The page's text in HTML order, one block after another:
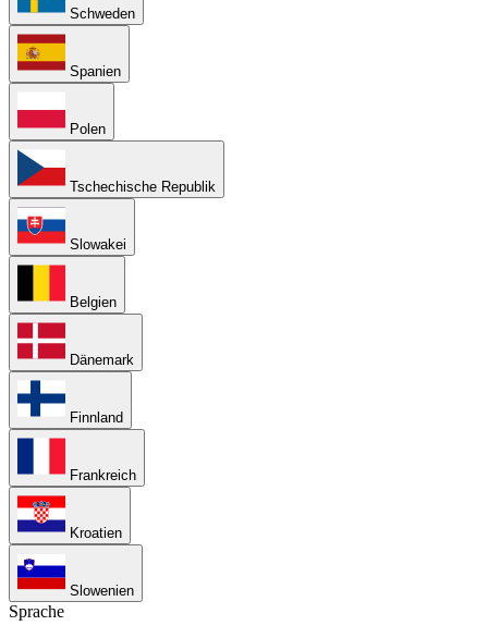
Schweden
Spanien
Polen
Tschechische Republik
Slowakei
Belgien
Dänemark
Finnland
Frankreich
Kroatien
Slowenien
Sprache